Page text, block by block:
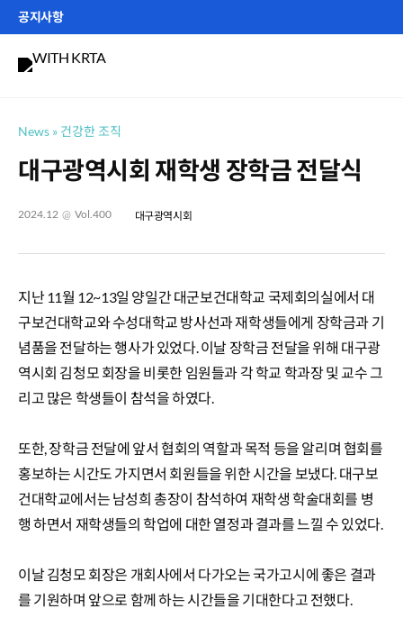
Skip
to
content
공지사항
제406호 퀴즈 이벤트 참여하기
건강한 조직
News
대구광역시회 재학생 장학금 전달식
2024.12 @ Vol.400 대구광역시회
지난 11월 12~13일 양일간 대군보건대학교 국제회의실에서 대
구보건대학교와 수성대학교 방사선과 재학생들에게 장학금과 기
념품을 전달하는 행사가 있었다. 이날 장학금 전달을 위해 대구광
역시회 김청모 회장을 비롯한 임원들과 각 학교 학과장 및 교수 그
리고 많은 학생들이 참석을 하였다.
또한, 장학금 전달에 앞서 협회의 역할과 목적 등을 알리며 협회를
홍보하는 시간도 가지면서 회원들을 위한 시간을 보냈다. 대구보
건대학교에서는 남성희 총장이 참석하여 재학생 학술대회를 병
행 하면서 재학생들의 학업에 대한 열정과 결과를 느낄 수 있었다.
이날 김청모 회장은 개회사에서 다가오는 국가고시에 좋은 결과
를 기원하며 앞으로 함께 하는 시간들을 기대한다고 전했다.